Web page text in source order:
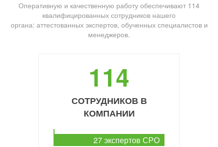
Оперативную и качественную работу обеспечивают 114
квалифицированных сотрудников нашего
органа: аттестованных экспертов, обученных специалистов и
менеджеров.
114
СОТРУДНИКОВ В
КОМПАНИИ
27 экспертов СРО